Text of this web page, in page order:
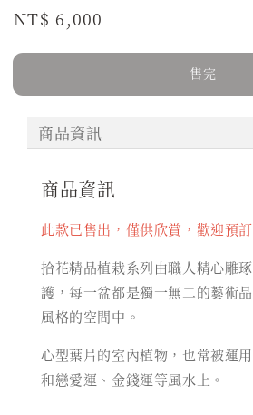
Regular
NT$ 6,000
售完
商品資訊
商品資訊
此款已售出，僅供欣賞，歡迎預訂
拾花精品植栽系列由職人精心雕
護，每一盆都是獨一無二的藝術
風格的空間中。
心型葉片的室內植物，也常被運
和戀愛運、金錢運等風水上。